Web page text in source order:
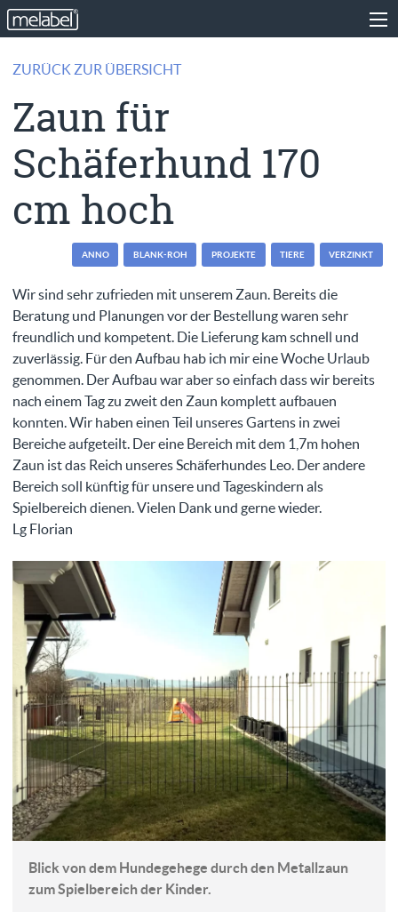
ZURÜCK ZUR ÜBERSICHT
Zaun für
Schäferhund 170
cm hoch
ANNO BLANK-ROH PROJEKTE TIERE VERZINKT
Wir sind sehr zufrieden mit unserem Zaun. Bereits die
Beratung und Planungen vor der Bestellung waren sehr
freundlich und kompetent. Die Lieferung kam schnell und
zuverlässig. Für den Aufbau hab ich mir eine Woche Urlaub
genommen. Der Aufbau war aber so einfach dass wir bereits
nach einem Tag zu zweit den Zaun komplett aufbauen
konnten. Wir haben einen Teil unseres Gartens in zwei
Bereiche aufgeteilt. Der eine Bereich mit dem 1,7m hohen
Zaun ist das Reich unseres Schäferhundes Leo. Der andere
Bereich soll künftig für unsere und Tageskindern als
Spielbereich dienen. Vielen Dank und gerne wieder.
Lg Florian
Blick von dem Hundegehege durch den Metallzaun
zum Spielbereich der Kinder.